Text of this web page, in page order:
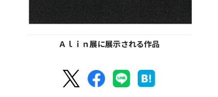
Ａｌｉｎ展に展示される作品